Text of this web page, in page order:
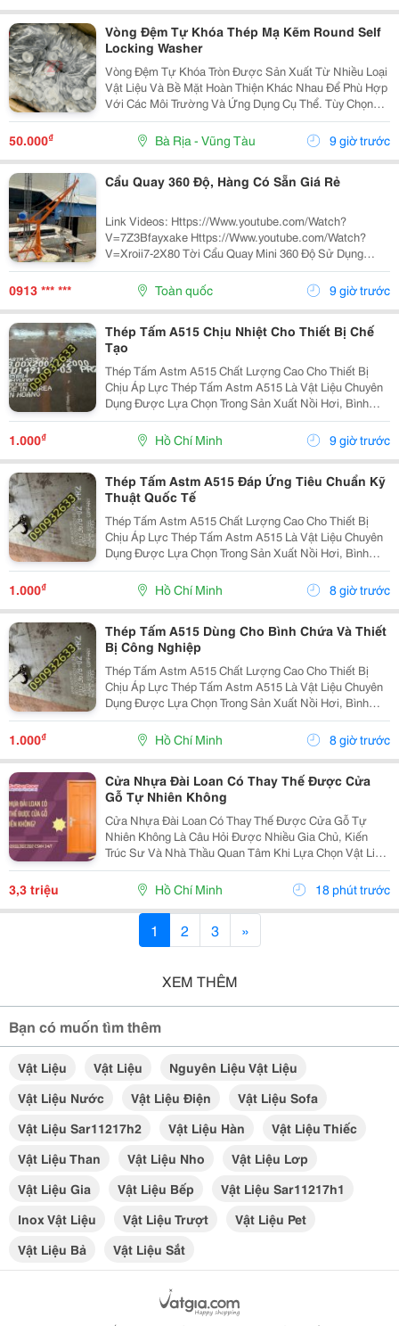
Vòng Đệm Tự Khóa Thép Mạ Kẽm Round Self
Locking Washer
Vòng Đệm Tự Khóa Tròn Được Sản Xuất Từ Nhiều Loại
Vật Liệu Và Bề Mặt Hoàn Thiện Khác Nhau Để Phù Hợp
Với Các Môi Trường Và Ứng Dụng Cụ Thể. Tùy Chọn
Vật Liệu: Các Vật Liệu Phổ Biến Bao Gồm Thép Nhẹ
(Mild Steel) Và Thép Không Gỉ (Stainless Steel),...
50.000₫ Bà Rịa - Vũng Tàu 9 giờ trước
Cẩu Quay 360 Độ, Hàng Có Sẵn Giá Rẻ
Link Videos: Https://Www.youtube.com/Watch?
V=7Z3Bfayxake Https://Www.youtube.com/Watch?
V=Xroii7-2X80 Tời Cẩu Quay Mini 360 Độ Sử Dụng
Động Cơ Điện 1 Pha 220V Dùng Với Mục Đích Nâng Hạ
Các Vật Liệu Xây Dựng Hoặc Các Vật Dụng,...
0913 *** *** Toàn quốc 9 giờ trước
Thép Tấm A515 Chịu Nhiệt Cho Thiết Bị Chế
Tạo
Thép Tấm Astm A515 Chất Lượng Cao Cho Thiết Bị
Chịu Áp Lực Thép Tấm Astm A515 Là Vật Liệu Chuyên
Dụng Được Lựa Chọn Trong Sản Xuất Nồi Hơi, Bình
Chịu Áp, Bồn Chứa Công Nghiệp Và Các Thiết Bị Làm
Việc Ở Nhiệt Độ Cao. Với Khả Năng Chịu Áp Lực Tốt,
1.000₫ Hồ Chí Minh 9 giờ trước
Thép Tấm Astm A515 Đáp Ứng Tiêu Chuẩn Kỹ
Thuật Quốc Tế
Thép Tấm Astm A515 Chất Lượng Cao Cho Thiết Bị
Chịu Áp Lực Thép Tấm Astm A515 Là Vật Liệu Chuyên
Dụng Được Lựa Chọn Trong Sản Xuất Nồi Hơi, Bình
Chịu Áp, Bồn Chứa Công Nghiệp Và Các Thiết Bị Làm
Việc Ở Nhiệt Độ Cao. Với Khả Năng Chịu Áp Lực Tốt,
1.000₫ Hồ Chí Minh 8 giờ trước
Thép Tấm A515 Dùng Cho Bình Chứa Và Thiết
Bị Công Nghiệp
Thép Tấm Astm A515 Chất Lượng Cao Cho Thiết Bị
Chịu Áp Lực Thép Tấm Astm A515 Là Vật Liệu Chuyên
Dụng Được Lựa Chọn Trong Sản Xuất Nồi Hơi, Bình
Chịu Áp, Bồn Chứa Công Nghiệp Và Các Thiết Bị Làm
Việc Ở Nhiệt Độ Cao. Với Khả Năng Chịu Áp Lực Tốt,
1.000₫ Hồ Chí Minh 8 giờ trước
Cửa Nhựa Đài Loan Có Thay Thế Được Cửa
Gỗ Tự Nhiên Không
Cửa Nhựa Đài Loan Có Thay Thế Được Cửa Gỗ Tự
Nhiên Không Là Câu Hỏi Được Nhiều Gia Chủ, Kiến
Trúc Sư Và Nhà Thầu Quan Tâm Khi Lựa Chọn Vật Liệu
Cửa Cho Các Công Trình Hiện Đại. Trong Bối Cảnh Giá
Gỗ Tự Nhiên Ngày Càng Cao, Khai Thác Gỗ Gây Áp
Lực Lên...
3,3 triệu Hồ Chí Minh 18 phút trước
1 2 3 »
XEM THÊM
Bạn có muốn tìm thêm
Vật Liệu Vật Liệu
Nguyên Liệu Vật Liệu
Vật Liệu Nước
Vật Liệu Điện
Vật Liệu Sofa
Vật Liệu Sar11217h2
Vật Liệu Hàn
Vật Liệu Thiếc
Vật Liệu Than
Vật Liệu Nho
Vật Liệu Lơp
Vật Liệu Gia
Vật Liệu Bếp
Vật Liệu Sar11217h1
Inox Vật Liệu
Vật Liệu Trượt
Vật Liệu Pet
Vật Liệu Bả
Vật Liệu Sắt